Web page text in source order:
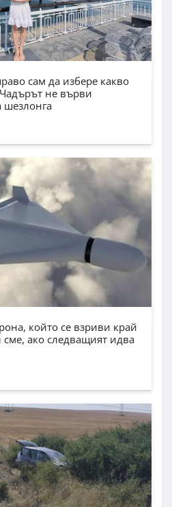
сам да избере какво
не върви
шезлонга
който се взриви край
ако следващият идва